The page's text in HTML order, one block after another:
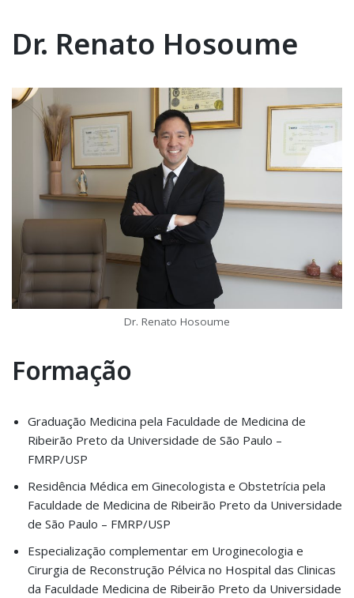
Dr. Renato Hosoume
Dr. Renato Hosoume
Formação
Graduação Medicina pela Faculdade de Medicina de
Ribeirão Preto da Universidade de São Paulo –
FMRP/USP
Residência Médica em Ginecologista e Obstetrícia pela
Faculdade de Medicina de Ribeirão Preto da Universidade
de São Paulo – FMRP/USP
Especialização complementar em Uroginecologia e
Cirurgia de Reconstrução Pélvica no Hospital das Clinicas
da Faculdade Medicina de Ribeirão Preto da Universidade